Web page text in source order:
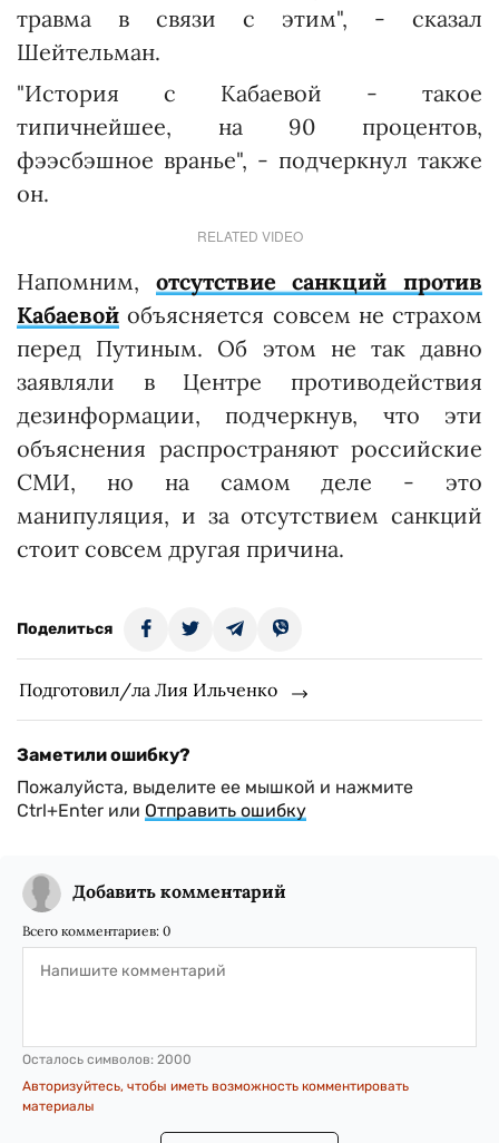
травма в связи с этим", - сказал
Шейтельман.
"История с Кабаевой - такое
типичнейшее, на 90 процентов,
фээсбэшное вранье", - подчеркнул также
он.
RELATED VIDEO
Напомним, отсутствие санкций против
Кабаевой объясняется совсем не страхом
перед Путиным. Об этом не так давно
заявляли в Центре противодействия
дезинформации, подчеркнув, что эти
объяснения распространяют российские
СМИ, но на самом деле - это
манипуляция, и за отсутствием санкций
стоит совсем другая причина.
Поделиться
Подготовил/ла Лия Ильченко
Заметили ошибку?
Пожалуйста, выделите ее мышкой и нажмите
Ctrl+Enter или Отправить ошибку
Добавить комментарий
Всего комментариев: 0
Осталось символов: 2000
Авторизуйтесь, чтобы иметь возможность комментировать
материалы